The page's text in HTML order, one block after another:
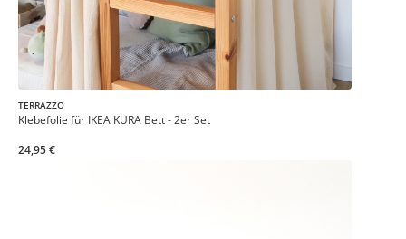
TERRAZZO
Klebefolie für IKEA KURA Bett - 2er Set
24,95 €